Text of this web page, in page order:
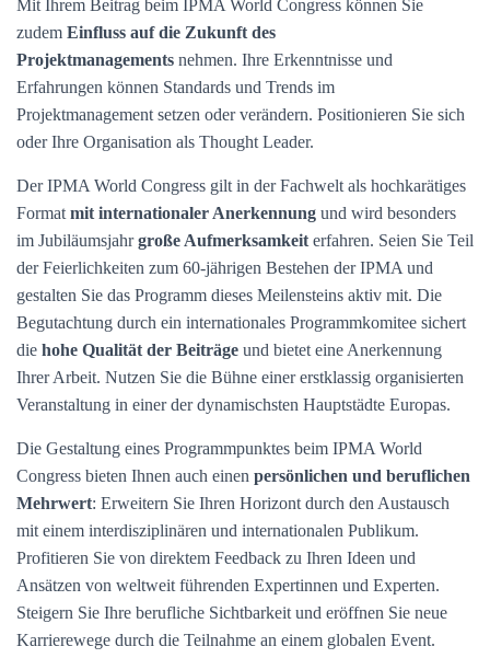
Mit Ihrem Beitrag beim IPMA World Congress können Sie
zudem Einfluss auf die Zukunft des
Projektmanagements nehmen. Ihre Erkenntnisse und
Erfahrungen können Standards und Trends im
Projektmanagement setzen oder verändern. Positionieren Sie sich
oder Ihre Organisation als Thought Leader.
Der IPMA World Congress gilt in der Fachwelt als hochkarätiges
Format mit internationaler Anerkennung und wird besonders
im Jubiläumsjahrgroße Aufmerksamkeit erfahren. Seien Sie Teil
der Feierlichkeiten zum 60-jährigen Bestehen der IPMA und
gestalten Sie das Programm dieses Meilensteins aktiv mit. Die
Begutachtung durch ein internationales Programmkomitee sichert
die hohe Qualität der Beiträge und bietet eine Anerkennung
Ihrer Arbeit. Nutzen Sie die Bühne einer erstklassig organisierten
Veranstaltung in einer der dynamischsten Hauptstädte Europas.
Die Gestaltung eines Programmpunktes beim IPMA World
Congress bieten Ihnen auch einen persönlichen und beruflichen
Mehrwert: Erweitern Sie Ihren Horizont durch den Austausch
mit einem interdisziplinären und internationalen Publikum.
Profitieren Sie von direktem Feedback zu Ihren Ideen und
Ansätzen von weltweit führenden Expertinnen und Experten.
Steigern Sie Ihre berufliche Sichtbarkeit und eröffnen Sie neue
Karrierewege durch die Teilnahme an einem globalen Event.